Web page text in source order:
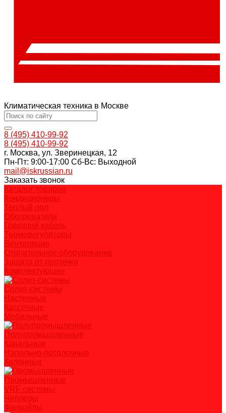
Климатическая техника в Москве
8 (495) 410-99-92
8 (495) 410-99-92
г. Москва, ул. Зверинецкая, 12
Пн-Пт: 9:00-17:00 Cб-Вс: Выходной
mail@iskrussian.ru
Заказать звонок
Каталог товаров
Кондиционеры
Теплый пол
Обогреватели
Греющий кабель
Терморегуляторы
Вентиляция
Отопительное оборудование
Защита от протечки
Комплектующие
Сплит-системы
Настенные
Кассетные
Мобильные
Полупромышленные
Канальные
Напольно-потолочные
Колонные
Промышленные
VRF системы
Чиллеры
Фанкойлы